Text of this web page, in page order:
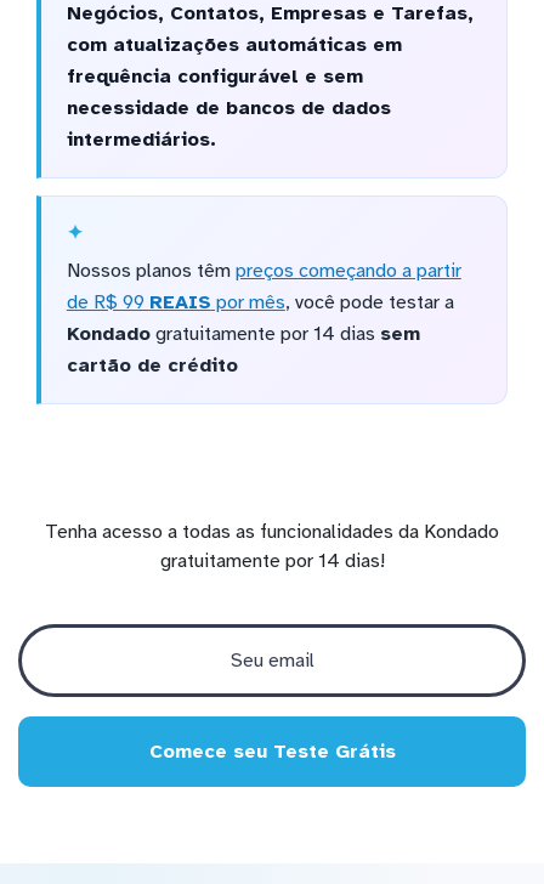
Negócios, Contatos, Empresas e Tarefas,
com atualizações automáticas em
frequência configurável e sem
necessidade de bancos de dados
intermediários.
Nossos planos têm preços começando a partir
de R$ 99 REAIS por mês, você pode testar a
Kondadogratuitamente por 14 dias sem
cartão de crédito
Tenha acesso a todas as funcionalidades da Kondado
gratuitamente por 14 dias!
Comece seu Teste Grátis